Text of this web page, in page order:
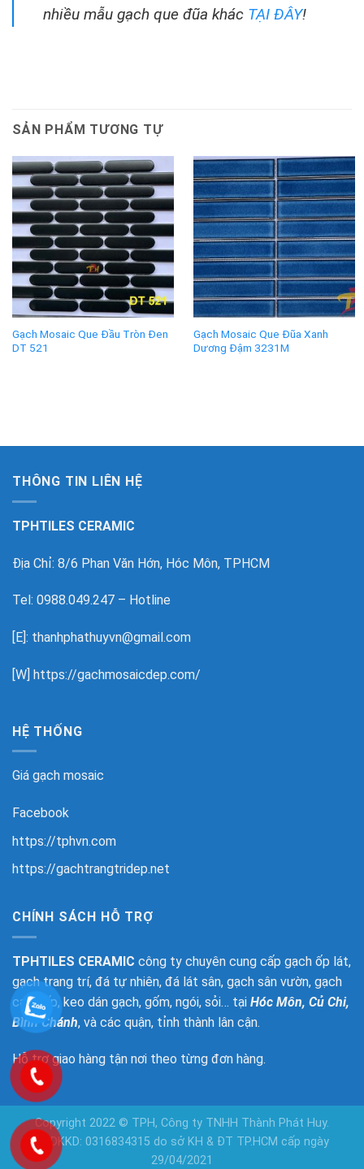
nhiều mẫu gạch que đũa khác TẠI ĐÂY!
SẢN PHẨM TƯƠNG TỰ
Gạch Mosaic Que Đầu Tròn Đen
DT 521
Gạch Mosaic Que Đũa Xanh
Dương Đậm 3231M
THÔNG TIN LIÊN HỆ
TPHTILES CERAMIC
Địa Chỉ: 8/6 Phan Văn Hớn, Hóc Môn, TPHCM
Tel: 0988.049.247 – Hotline
[E]: thanhphathuyvn@gmail.com
[W] https://gachmosaicdep.com/
HỆ THỐNG
Giá gạch mosaic
Facebook
https://tphvn.com
https://gachtrangtridep.net
CHÍNH SÁCH HỖ TRỢ
TPHTILES CERAMIC công ty chuyên cung cấp gạch ốp lát,
gạch trang trí, đá tự nhiên, đá lát sân, gạch sân vườn, gạch
cao cấp, keo dán gạch, gốm, ngói, sỏi… tại Hóc Môn, Củ Chi,
Bình Chánh, và các quận, tỉnh thành lân cận.
Hỗ trợ giao hàng tận nơi theo từng đơn hàng.
Copyright 2022 © TPH, Công ty TNHH Thành Phát Huy.
GPDKKD: 0316834315 do sở KH & ĐT TP.HCM cấp ngày
29/04/2021